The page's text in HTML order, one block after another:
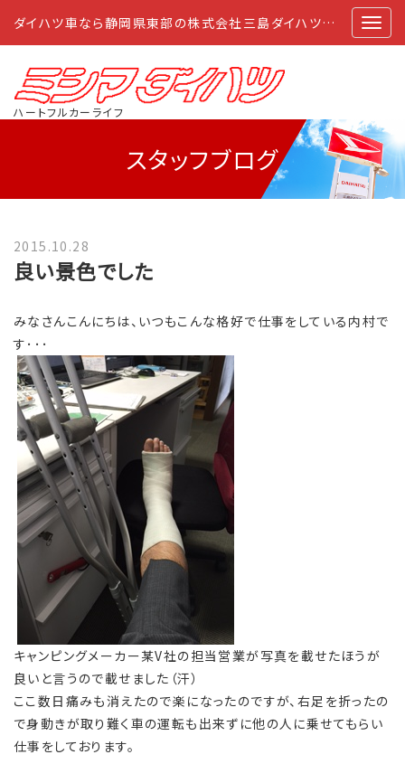
ダイハツ車なら静岡県東部の株式会社三島ダイハツにおまかせ
ハートフルカーライフ
スタッフブログ
2015.10.28
良い景色でした
みなさんこんにちは、いつもこんな格好で仕事をしている内村で
す･･･
キャンピングメーカー某V社の担当営業が写真を載せたほうが
良いと言うので載せました（汗）
ここ数日痛みも消えたので楽になったのですが、右足を折ったの
で身動きが取り難く車の運転も出来ずに他の人に乗せてもらい
仕事をしております。